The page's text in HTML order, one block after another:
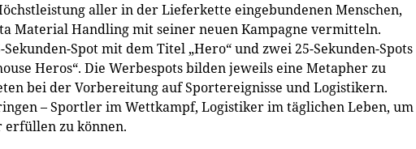
aller in der Lieferkette eingebundenen Menschen,
Material Handling mit seiner neuen Kampagne vermitteln.
Spot mit dem Titel „Hero“ und zwei 25-Sekunden-Spots
Heros“. Die Werbespots bilden jeweils eine Metapher zu
bei der Vorbereitung auf Sportereignisse und Logistikern.
– Sportler im Wettkampf, Logistiker im täglichen Leben, um
zu können.